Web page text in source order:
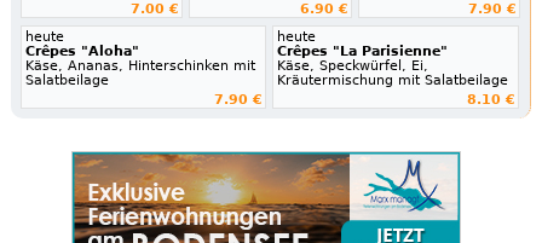
7.00 € 6.90 €
7.90 €
heute
Crêpes "Aloha"
Käse, Ananas, Hinterschinken mit
Salatbeilage
7.90 €
heute
Crêpes "La Parisienne"
Käse, Speckwürfel, Ei,
Kräutermischung mit Salatbeilage
8.10 €